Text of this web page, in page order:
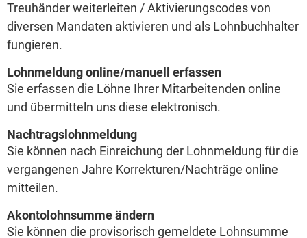
Treuhänder weiterleiten / Aktivierungscodes von
diversen Mandaten aktivieren und als Lohnbuchhalter
fungieren.
Lohnmeldung online/manuell erfassen
Sie erfassen die Löhne Ihrer Mitarbeitenden online
und übermitteln uns diese elektronisch.
Nachtragslohnmeldung
Sie können nach Einreichung der Lohnmeldung für die
vergangenen Jahre Korrekturen/Nachträge online
mitteilen.
Akontolohnsumme ändern
Sie können die provisorisch gemeldete Lohnsumme